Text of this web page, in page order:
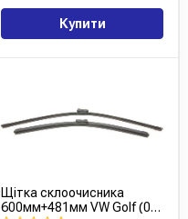
Купити
Щітка склоочисника
600мм+481мм VW Golf (06-